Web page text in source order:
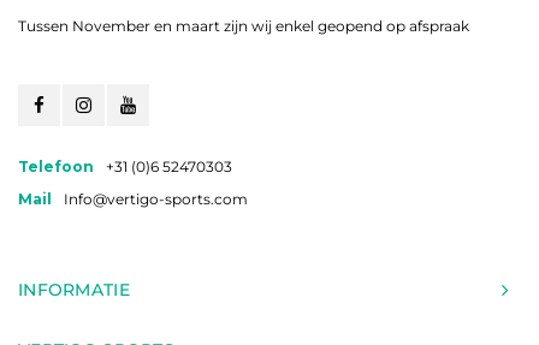
Tussen November en maart zijn wij enkel geopend op afspraak
Telefoon
+31 (0)6 52470303
Mail
Info@vertigo-sports.com
INFORMATIE